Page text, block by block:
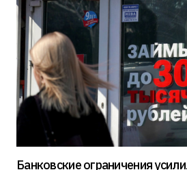
Банковские ограничения